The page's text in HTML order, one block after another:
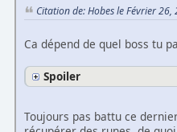
Citation de: Hobes le Février
Ca dépend de quel boss tu
Spoiler
Toujours pas battu ce